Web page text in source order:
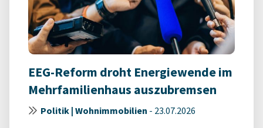
EEG-Reform droht Energiewende im
Mehrfamilienhaus auszubremsen
Politik | Wohnimmobilien - 23.07.2026